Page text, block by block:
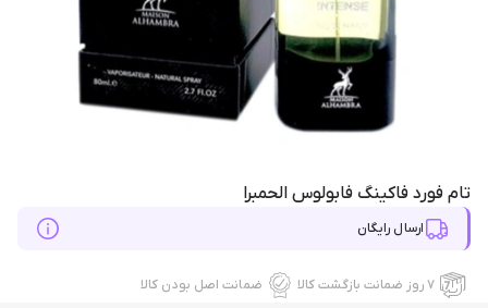
تام فورد فاکینگ فابولوس الحمبرا
ارسال رایگان
۷ روز ضمانت بازگشت کالا ضمانت اصل بودن کالا